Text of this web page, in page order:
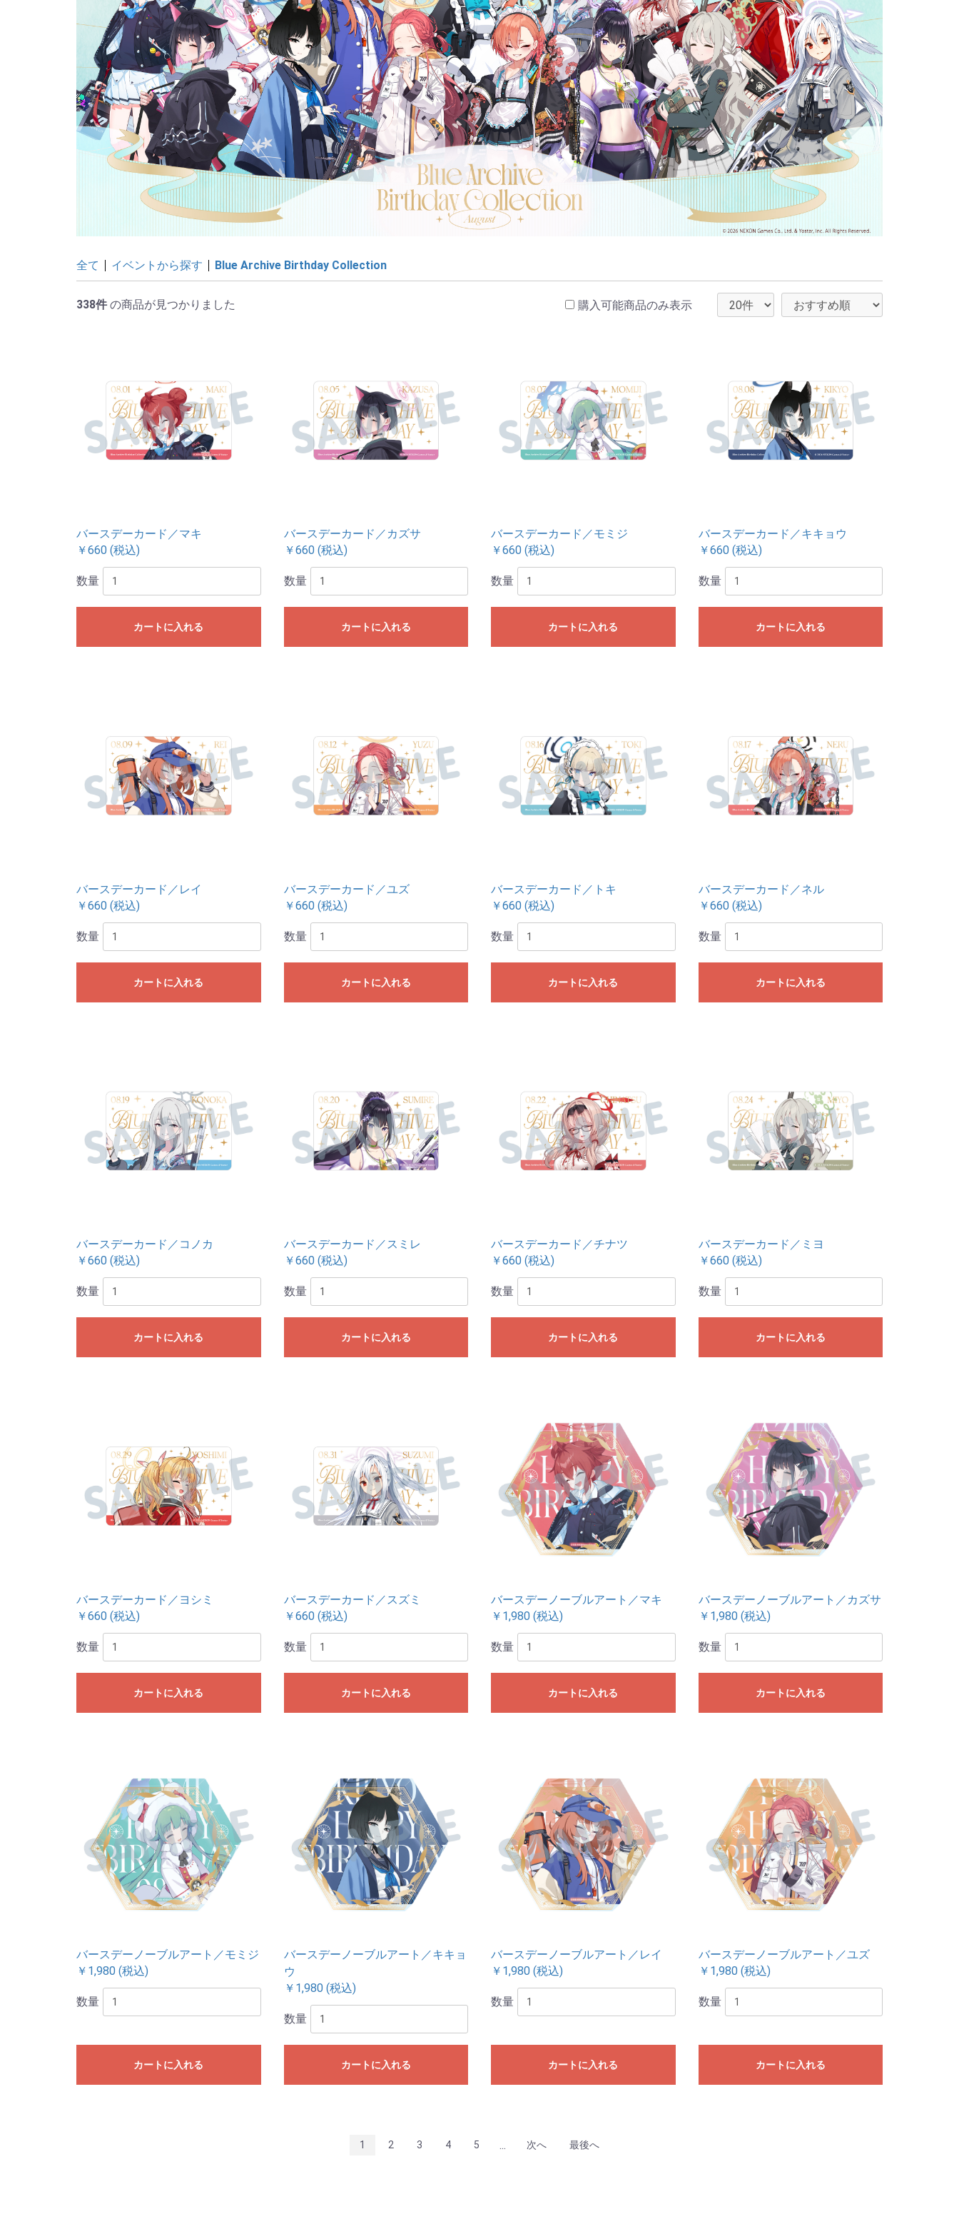
全て イベントから探す Blue Archive Birthday Collection
338件 の商品が見つかりました 購入可能商品のみ表示
バースデーカード／マキ
￥660 (税込)
数量
カートに入れる
バースデーカード／カズサ
￥660 (税込)
数量
カートに入れる
バースデーカード／モミジ
￥660 (税込)
数量
カートに入れる
バースデーカード／キキョウ
￥660 (税込)
数量
カートに入れる
バースデーカード／レイ
￥660 (税込)
数量
カートに入れる
バースデーカード／ユズ
￥660 (税込)
数量
カートに入れる
バースデーカード／トキ
￥660 (税込)
数量
カートに入れる
バースデーカード／ネル
￥660 (税込)
数量
カートに入れる
バースデーカード／コノカ
￥660 (税込)
数量
カートに入れる
バースデーカード／スミレ
￥660 (税込)
数量
カートに入れる
バースデーカード／チナツ
￥660 (税込)
数量
カートに入れる
バースデーカード／ミヨ
￥660 (税込)
数量
カートに入れる
バースデーカード／ヨシミ
￥660 (税込)
数量
カートに入れる
バースデーカード／スズミ
￥660 (税込)
数量
カートに入れる
バースデーノーブルアート／マキ
￥1,980 (税込)
数量
カートに入れる
バースデーノーブルアート／カズサ
￥1,980 (税込)
数量
カートに入れる
バースデーノーブルアート／モミジ
￥1,980 (税込)
数量
カートに入れる
バースデーノーブルアート／キキョ
ウ
￥1,980 (税込)
数量
カートに入れる
バースデーノーブルアート／レイ
￥1,980 (税込)
数量
カートに入れる
バースデーノーブルアート／ユズ
￥1,980 (税込)
数量
カートに入れる
1 2 3 4 5 ... 次へ 最後へ